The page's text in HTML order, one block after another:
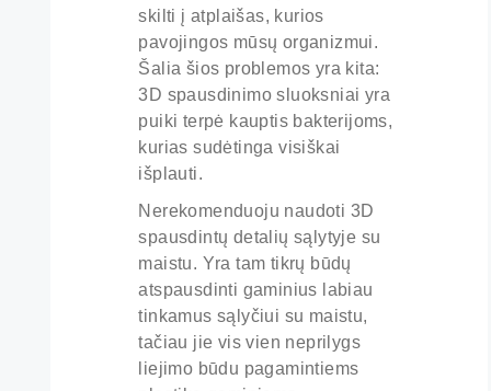
skilti į atplaišas, kurios
pavojingos mūsų organizmui.
Šalia šios problemos yra kita:
3D spausdinimo sluoksniai yra
puiki terpė kauptis bakterijoms,
kurias sudėtinga visiškai
išplauti.
Nerekomenduoju naudoti 3D
spausdintų detalių sąlytyje su
maistu. Yra tam tikrų būdų
atspausdinti gaminius labiau
tinkamus sąlyčiui su maistu,
tačiau jie vis vien neprilygs
liejimo būdu pagamintiems